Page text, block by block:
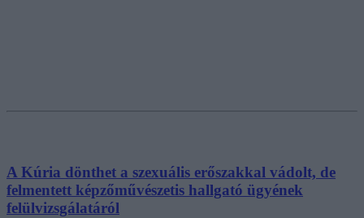
A Kúria dönthet a szexuális erőszakkal vádolt, de
felmentett képzőművészetis hallgató ügyének
felülvizsgálatáról